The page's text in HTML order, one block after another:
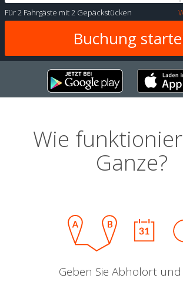
Für2 Fahrgäste mit2 Gepäckstücken
Wie
Ganze?
Geben Sie Abholort